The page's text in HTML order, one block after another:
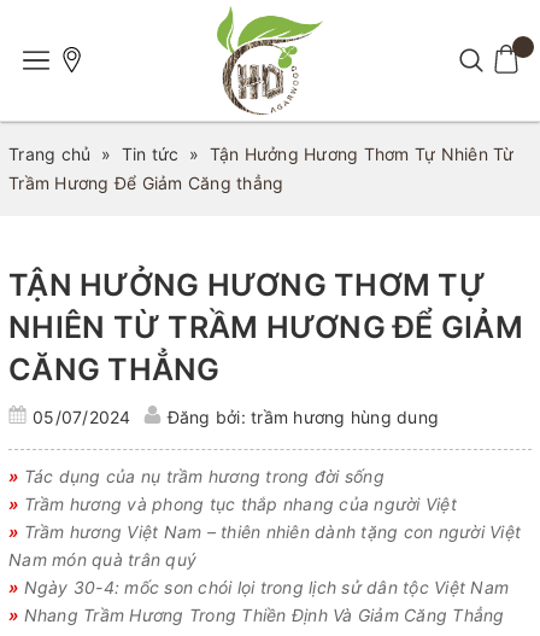
Trang chủ » Tin tức » Tận Hưởng Hương Thơm Tự Nhiên Từ
Trầm Hương Để Giảm Căng thẳng
TẬN HƯỞNG HƯƠNG THƠM TỰ
NHIÊN TỪ TRẦM HƯƠNG ĐỂ GIẢM
CĂNG THẲNG
05/07/2024 Đăng bởi: trầm hương hùng dung
» Tác dụng của nụ trầm hương trong đời sống
» Trầm hương và phong tục thắp nhang của người Việt
» Trầm hương Việt Nam – thiên nhiên dành tặng con người Việt
Nam món quà trân quý
» Ngày 30-4: mốc son chói lọi trong lịch sử dân tộc Việt Nam
» Nhang Trầm Hương Trong Thiền Định Và Giảm Căng Thẳng